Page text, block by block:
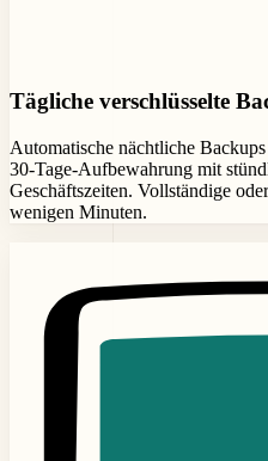
Tägliche verschlüsselte
Automatische nächtliche
30-Tage-Aufbewahrung mit
Geschäftszeiten. Vollständige
wenigen Minuten.